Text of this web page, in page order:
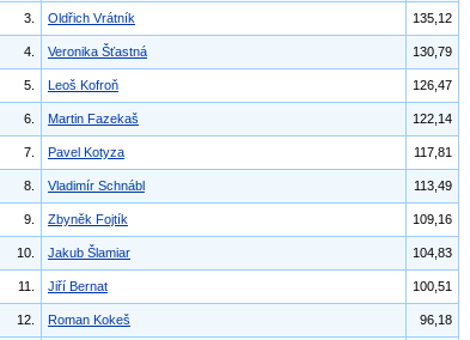
3. Oldřich Vrátník 135,12
4. Veronika Šťastná 130,79
5. Leoš Kofroň 126,47
6. Martin Fazekaš 122,14
7. Pavel Kotyza 117,81
8. Vladimír Schnábl 113,49
9. Zbyněk Fojtík 109,16
10. Jakub Šlamiar 104,83
11. Jiří Bernat 100,51
12. Roman Kokeš 96,18